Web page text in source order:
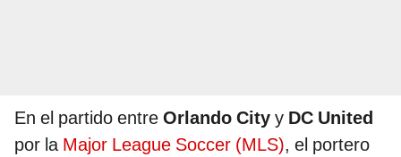
En el partido entre Orlando City y DC United
por la Major League Soccer (MLS), el portero